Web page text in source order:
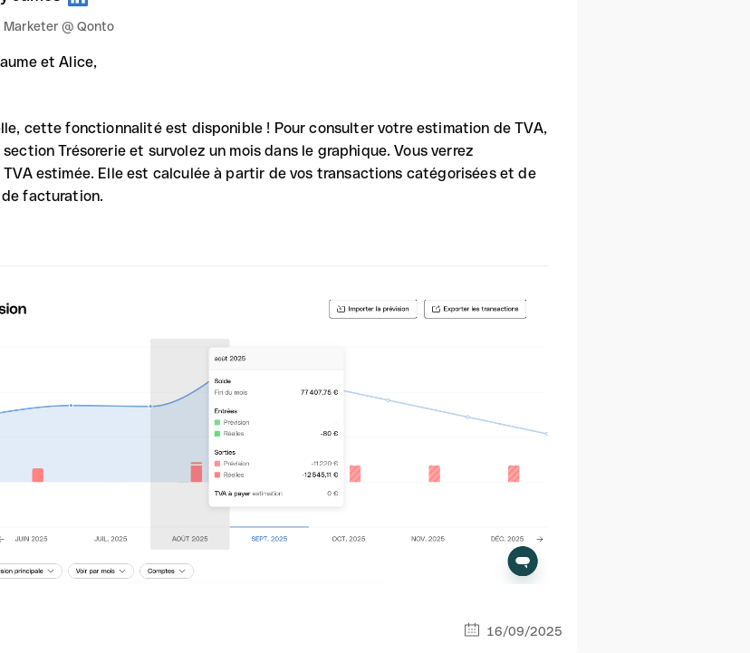
Marketer @ Qonto
et Alice,
cette fonctionnalité est disponible ! Pour consulter votre estimation de TVA,
Trésorerie et survolez un mois dans le graphique. Vous verrez
estimée. Elle est calculée à partir de vos transactions catégorisées et de
facturation.
16/09/2025